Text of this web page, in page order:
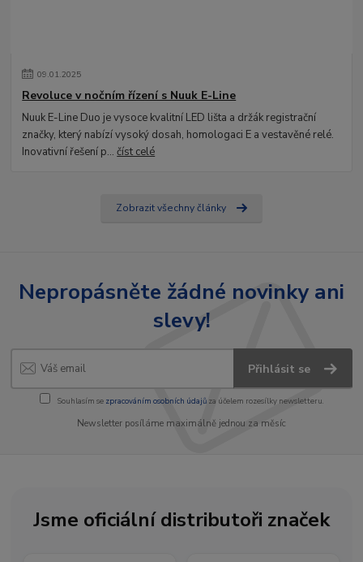
09.01.2025
Revoluce v nočním řízení s Nuuk E-Line
Nuuk E-Line Duo je vysoce kvalitní LED lišta a držák registrační
značky, který nabízí vysoký dosah, homologaci E a vestavěné relé.
Inovativní řešení p...číst celé
Zobrazit všechny články
Nepropásněte žádné novinky ani
slevy!
Přihlásit se
Souhlasím se zpracováním osobních údajůza účelem rozesílky newsletteru.
Newsletter posíláme maximálně jednou za měsíc
Jsme oficiální distributoři značek